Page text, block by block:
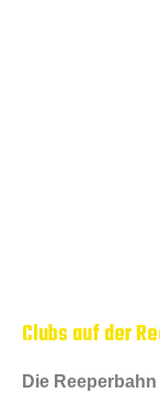
Clubs auf der
Die Reeperbahn